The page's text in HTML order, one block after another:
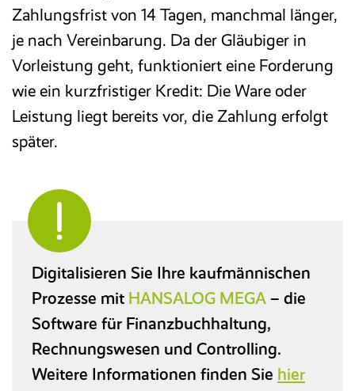
Zahlungsfrist von 14 Tagen, manchmal länger,
je nach Vereinbarung. Da der Gläubiger in
Vorleistung geht, funktioniert eine Forderung
wie ein kurzfristiger Kredit: Die Ware oder
Leistung liegt bereits vor, die Zahlung erfolgt
später.
Digitalisieren Sie Ihre kaufmännischen
Prozesse mit HANSALOG MEGA – die
Software für Finanzbuchhaltung,
Rechnungswesen und Controlling.
Weitere Informationen finden Sie hier